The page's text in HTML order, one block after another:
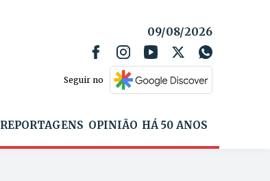
09/08/2026
Seguir no
REPORTAGENS OPINIÃO HÁ 50 ANOS